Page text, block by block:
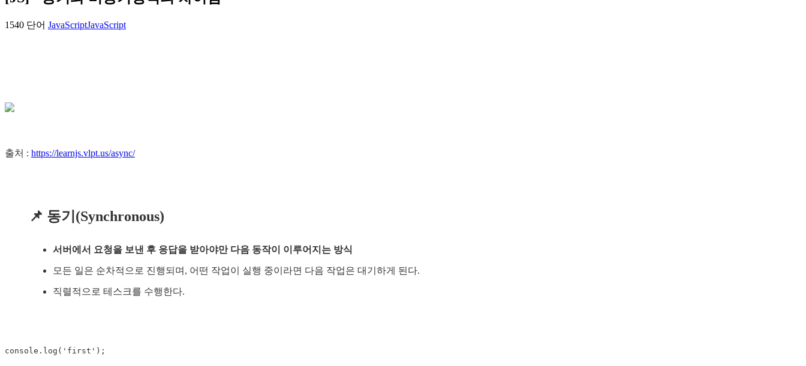
1540 단어 JavaScriptJavaScript
출처 : https://learnjs.vlpt.us/async/
📌 동기(Synchronous)
서버에서 요청을 보낸 후 응답을 받아야만 다음 동작이 이루어지는 방식
모든 일은 순차적으로 진행되며, 어떤 작업이 실행 중이라면 다음 작업은 대기하게 된다.
직렬적으로 테스크를 수행한다.
console.log('first');